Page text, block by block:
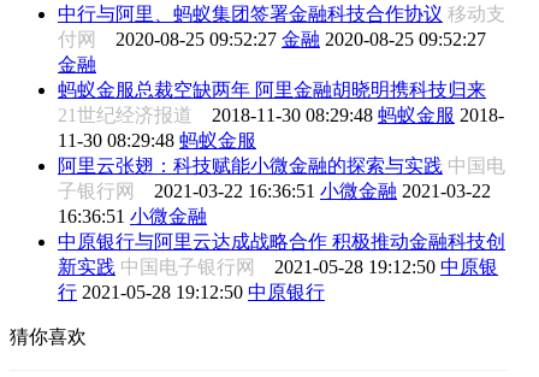
中行与阿里、蚂蚁集团签署金融科技合作协议 移动支
付网 2020-08-25 09:52:27 金融 2020-08-25 09:52:27
金融
蚂蚁金服总裁空缺两年 阿里金融胡晓明携科技归来
21世纪经济报道 2018-11-30 08:29:48 蚂蚁金服 2018-
11-30 08:29:48 蚂蚁金服
阿里云张翅：科技赋能小微金融的探索与实践 中国电
子银行网 2021-03-22 16:36:51 小微金融 2021-03-22
16:36:51 小微金融
中原银行与阿里云达成战略合作 积极推动金融科技创
新实践 中国电子银行网 2021-05-28 19:12:50 中原银
行 2021-05-28 19:12:50 中原银行
猜你喜欢